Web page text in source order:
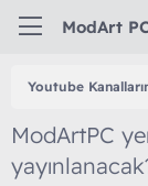
ModArt
Youtube
ModArtPC